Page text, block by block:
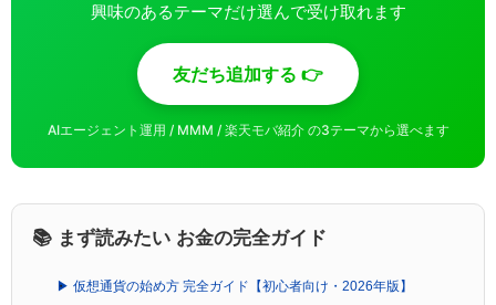
興味のあるテーマだけ選んで受け取れます
友だち追加する 👉
AIエージェント運用 / MMM / 楽天モバ紹介 の3テーマから選べます
📚 まず読みたい お金の完全ガイド
▶ 仮想通貨の始め方 完全ガイド【初心者向け・2026年版】